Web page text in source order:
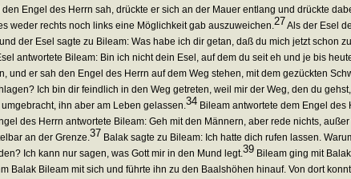
den Engel des Herrn sah, drückte er sich an der Mauer entlang und drückte
weder rechts noch links eine Möglichkeit gab auszuweichen. 27Als der Esel
der Esel sagte zu Bileam: Was habe ich dir getan, daß du mich jetzt schon
antwortete Bileam: Bin ich nicht dein Esel, auf dem du seit eh und je bis
und er sah den Engel des Herrn auf dem Weg stehen, mit dem gezückten
Ich bin dir feindlich in den Weg getreten, weil mir der Weg, den du
ihn aber am Leben gelassen. 34 Bileam antwortete dem Engel
des Herrn antwortete Bileam: Geh mit den Männern, aber rede nichts,
an der Grenze. 37 Balak sagte zu Bileam: Ich hatte dich rufen lassen.
Ich kann nur sagen, was Gott mir in den Mund legt.39 Bileam ging mit
Balak Bileam mit sich und führte ihn zu den Baalshöhen hinauf. Von dort